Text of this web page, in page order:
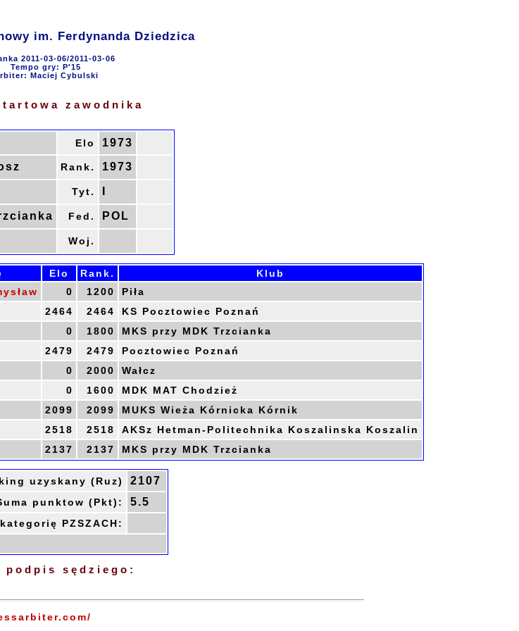
im. Ferdynanda Dziedzica
2011-03-06/2011-03-06
Tempo gry: P'15
Maciej Cybulski
zawodnika
Elo 1973
Rank. 1973
Tyt.
Fed. POL
Woj.
Elo Rank.
Klub
0 1200
Piła
2464 2464
KS Pocztowiec Poznań
0 1800
MKS przy MDK Trzcianka
2479 2479
Pocztowiec Poznań
0 2000
Wałcz
0 1600
MDK MAT Chodzież
2099 2099
MUKS Wieża Kórnicka Kórnik
2518 2518
AKSz Hetman-Politechnika Koszalinska Koszalin
2137 2137 MKS przy MDK Trzcianka
uzyskany (Ruz) 2107
punktow (Pkt): 5.5
PZSZACH:
podpis sędziego: